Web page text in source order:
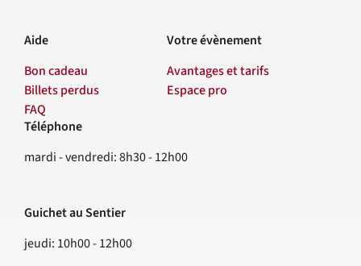
Aide
Bon cadeau
Billets perdus
FAQ
Votre évènement
Avantages et tarifs
Espace pro
Contact
Téléphone
mardi - vendredi: 8h30 - 12h00
Guichet au Sentier
jeudi: 10h00 - 12h00